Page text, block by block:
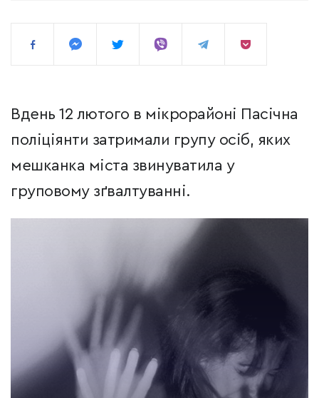
Вдень 12 лютого в мікрорайоні Пасічна
поліціянти затримали групу осіб, яких
мешканка міста звинуватила у
груповому зґвалтуванні.